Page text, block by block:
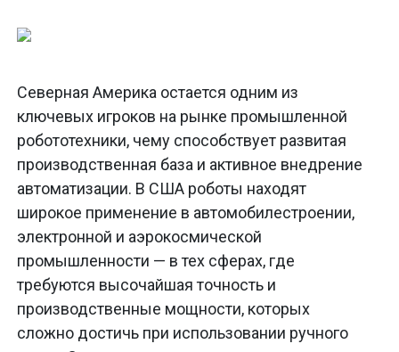
Северная Америка остается одним из
ключевых игроков на рынке промышленной
робототехники, чему способствует развитая
производственная база и активное внедрение
автоматизации. В США роботы находят
широкое применение в автомобилестроении,
электронной и аэрокосмической
промышленности — в тех сферах, где
требуются высочайшая точность и
производственные мощности, которых
сложно достичь при использовании ручного